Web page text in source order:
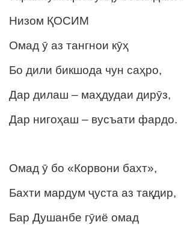
Низом ҚОСИМ
Омад ӯ аз тангнои кӯҳ
Бо дили бикшода чун саҳро,
Дар дилаш – маҳдудаи дирӯз,
Дар нигоҳаш – вусъати фардо.
Омад ӯ бо «Корвони бахт»,
Бахти мардум ҷуста аз тақдир,
Бар Душанбе гӯиё омад